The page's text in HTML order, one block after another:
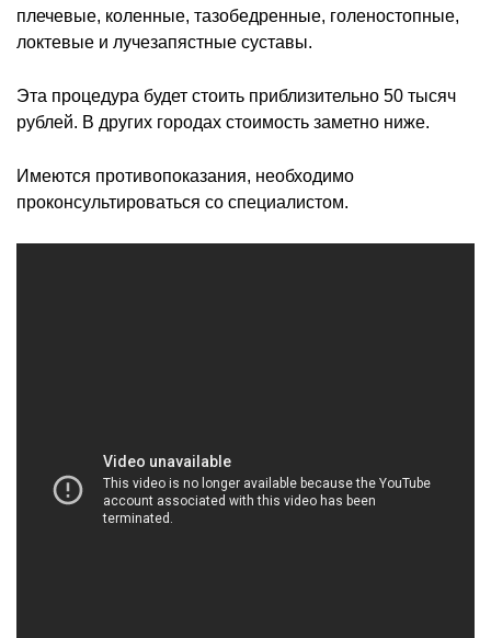
плечевые, коленные, тазобедренные, голеностопные,
локтевые и лучезапястные суставы.
Эта процедура будет стоить приблизительно 50 тысяч
рублей. В других городах стоимость заметно ниже.
Имеются противопоказания, необходимо
проконсультироваться со специалистом.